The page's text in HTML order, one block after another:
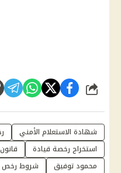
شارك
شهادة الاستعلام الأمني
استخراج رخصة قيادة
محمود توفيق
شروط رخص